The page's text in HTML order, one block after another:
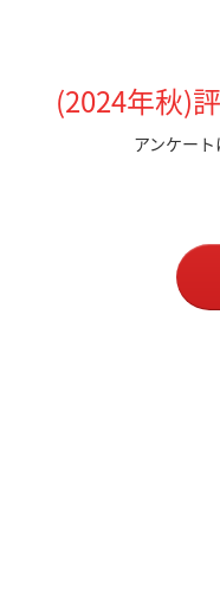
(2024年秋)
アンケート